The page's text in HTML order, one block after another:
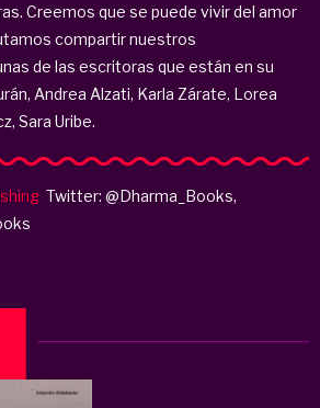
Creemos que se puede vivir del amor
compartir nuestros
de las escritoras que están en su
Andrea Alzati, Karla Zárate, Lorea
Sara Uribe.
Twitter: @Dharma_Books,